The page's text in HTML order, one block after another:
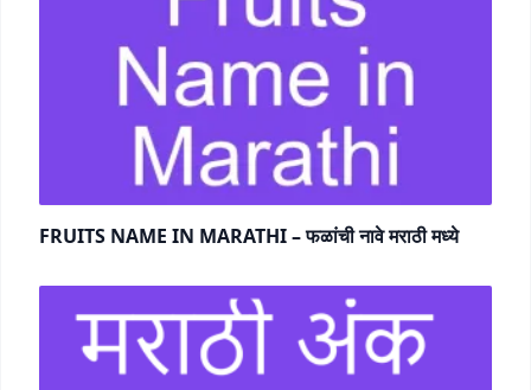
FRUITS NAME IN MARATHI – फळांची नावे मराठी मध्ये